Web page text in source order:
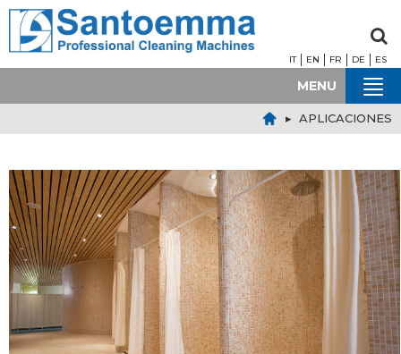
IT EN FR DE ES
MENU
▸ APLICACIONES